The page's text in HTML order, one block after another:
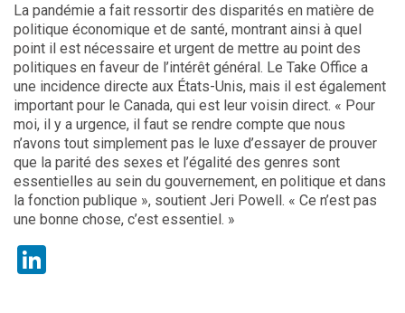
La pandémie a fait ressortir des disparités en matière de
politique économique et de santé, montrant ainsi à quel
point il est nécessaire et urgent de mettre au point des
politiques en faveur de l’intérêt général. Le Take Office a
une incidence directe aux États-Unis, mais il est également
important pour le Canada, qui est leur voisin direct. « Pour
moi, il y a urgence, il faut se rendre compte que nous
n’avons tout simplement pas le luxe d’essayer de prouver
que la parité des sexes et l’égalité des genres sont
essentielles au sein du gouvernement, en politique et dans
la fonction publique », soutient Jeri Powell. « Ce n’est pas
une bonne chose, c’est essentiel. »